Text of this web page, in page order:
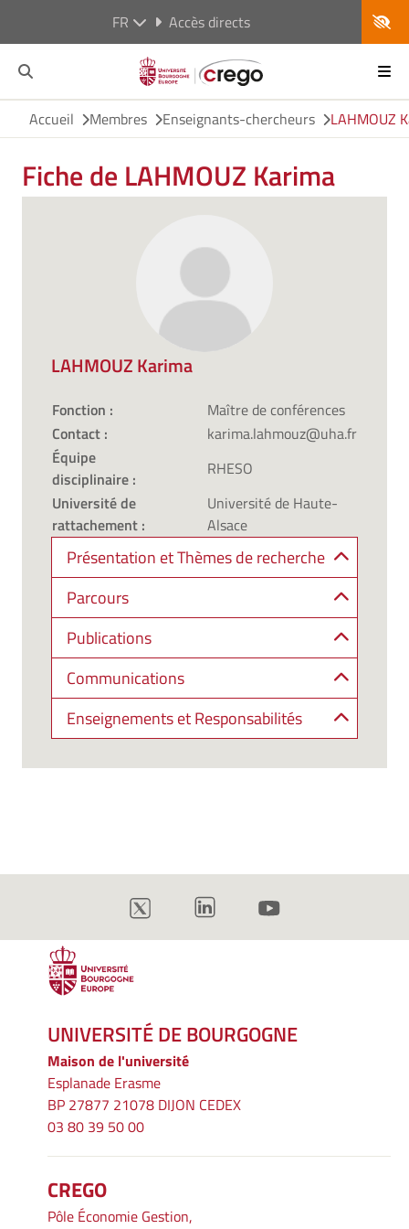
FR Accès directs
Accueil Membres Enseignants-chercheurs LAHMOUZ
Fiche de LAHMOUZ Karima
LAHMOUZ Karima
Fonction :
Maître de conférences
Contact :
karima.lahmouz@uha.fr
Équipe
disciplinaire :
RHESO
Université de
rattachement :
Université de Haute-
Alsace
Présentation et Thèmes de recherche
Parcours
Publications
Communications
Enseignements et Responsabilités
UNIVERSITÉ DE BOURGOGNE
Maison de l'université
Esplanade Erasme
BP 27877 21078 DIJON CEDEX
03 80 39 50 00
CREGO
Pôle Économie Gestion,